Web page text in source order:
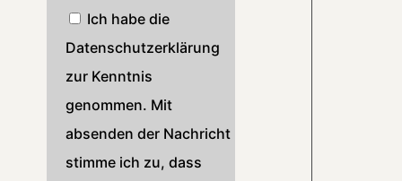
Ich habe die
Datenschutzerklärung
zur Kenntnis
genommen. Mit
absenden der Nachricht
stimme ich zu, dass